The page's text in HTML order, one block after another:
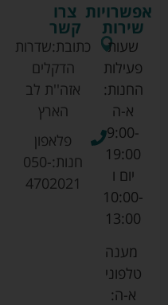
צרו
קשר
כתובת:שדרות
הדקלים
אזה''ת לב
הארץ
פלאפון
חנות:050-
4702021
אפשרויות
שירות
שעות
פעילות
החנות:
א-ה
9:00-
19:00
יום ו
10:00-
13:00
מענה
טלפוני
א-ה: